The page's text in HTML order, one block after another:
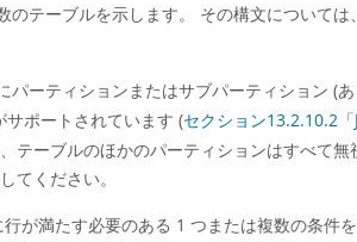
テーブルを示します。 その構文については、
パーティションまたはサブパーティション (
ポートされています (セクション13.2.10.2「
テーブルのほかのパーティションはすべて
てください。
が満たす必要のある 1 つまたは複数の条件を